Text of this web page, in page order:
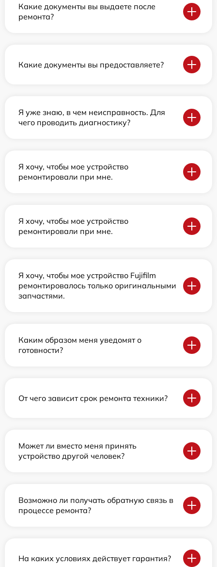
Какие документы вы выдаете после
ремонта?
Какие документы вы предоставляете?
Я уже знаю, в чем неисправность. Для
чего проводить диагностику?
Я хочу, чтобы мое устройство
ремонтировали при мне.
Я хочу, чтобы мое устройство
ремонтировали при мне.
Я хочу, чтобы мое устройство Fujifilm
ремонтировалось только оригинальными
запчастями.
Каким образом меня уведомят о
готовности?
От чего зависит срок ремонта техники?
Может ли вместо меня принять
устройство другой человек?
Возможно ли получать обратную связь в
процессе ремонта?
На каких условиях действует гарантия?